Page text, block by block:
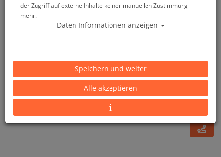
Mares Mundstück - schwarz
Artikelnr.: mar-415335
der Zugriff auf externe Inhalte keiner manuellen Zustimmung
mehr.
Daten Informationen anzeigen
Speichern und weiter
Alle akzeptieren